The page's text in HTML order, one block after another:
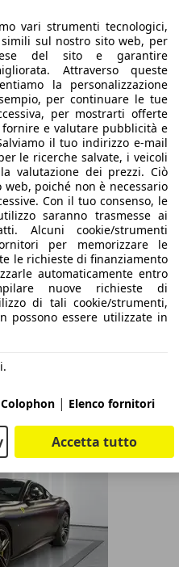
CERTIFICATI -
vari strumenti tecnologici,
sul nostro sito web, per
del sito e garantire
Attraverso queste
la personalizzazione
per continuare le tue
per mostrarti offerte
e valutare pubblicità e
il tuo indirizzo e-mail
le ricerche salvate, i veicoli
valutazione dei prezzi. Ciò
poiché non è necessario
Con il tuo consenso, le
saranno trasmesse ai
Alcuni cookie/strumenti
per memorizzare le
le richieste di finanziamento
automaticamente entro
nuove richieste di
di tali cookie/strumenti,
possono essere utilizzate in
Colophon | Elenco fornitori
Accetta tutto